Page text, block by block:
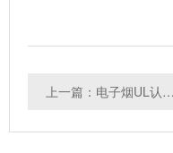
上一篇：电子烟UL认证标准是什么？